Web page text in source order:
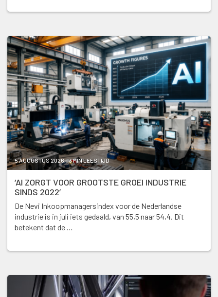
5 AUGUSTUS 2026 - 3 MIN LEESTIJD
‘AI ZORGT VOOR GROOTSTE GROEI INDUSTRIE
SINDS 2022’
De Nevi Inkoopmanagersindex voor de Nederlandse
industrie is in juli iets gedaald, van 55,5 naar 54,4. Dit
betekent dat de …